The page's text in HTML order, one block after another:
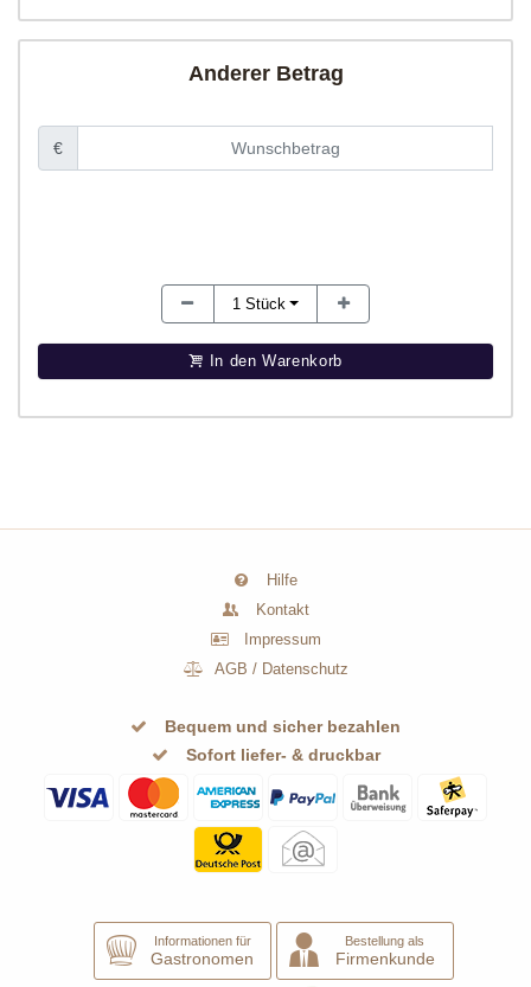
Anderer Betrag
€
1 Stück
In den Warenkorb
Hilfe
Kontakt
Impressum
AGB / Datenschutz
Bequem und sicher bezahlen
Sofort liefer- & druckbar
Informationen für
Gastronomen
Bestellung als
Firmenkunde